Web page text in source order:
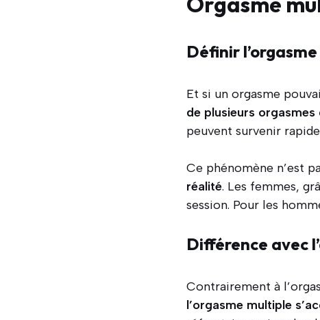
Définir
Et si un orgasme
de plusieurs
peuvent survenir
Ce phénomène n’est
réalité. Les femmes,
session. Pour les
Différence avec
Contrairement à
l’orgasme multiple